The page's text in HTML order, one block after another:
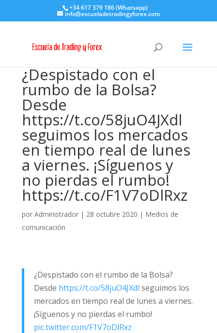
+34 617 379 186 (Whatsapp)
info@escueladetradingyforex.com
¿Despistado con el
rumbo de la Bolsa?
Desde
https://t.co/58juO4JXdl
seguimos los mercados
en tiempo real de lunes
a viernes. ¡Síguenos y
no pierdas el rumbo!
https://t.co/F1V7oDlRxz
por Administrador| 28 octubre 2020 | Medios de
comunicación
¿Despistado con el rumbo de la Bolsa?
Desde https://t.co/58juO4JXdl seguimos los
mercados en tiempo real de lunes a viernes.
¡Síguenos y no pierdas el rumbo!
pic.twitter.com/F1V7oDlRxz